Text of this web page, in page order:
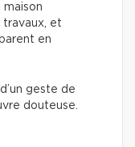
maison
et
en
geste de
douteuse.